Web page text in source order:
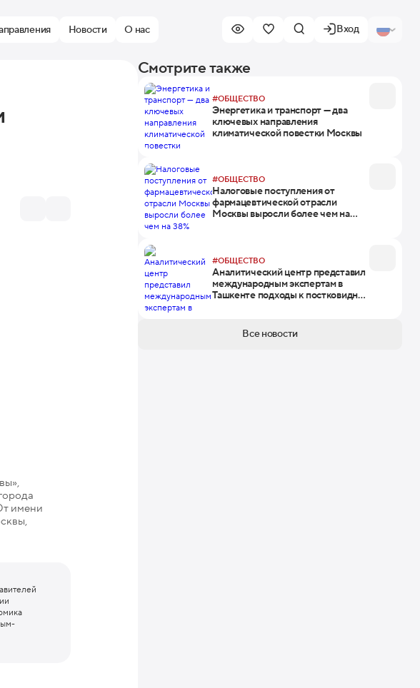
Новости О нас Вход
имени
Смотрите также
#ОБЩЕСТВО
Энергетика и транспорт — два
ключевых направления
климатической повестки Москвы
#ОБЩЕСТВО
Налоговые поступления от
фармацевтической отрасли
Москвы выросли более чем на
#ОБЩЕСТВО
Аналитический центр представил
международным экспертам в
Ташкенте подходы к постковидной
Все новости